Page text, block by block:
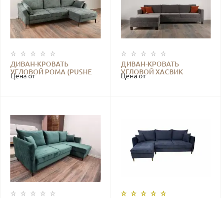
ДИВАН-КРОВАТЬ
УГЛОВОЙ РОМА (PUSHE
ЗЕЛЕНЫЙ)
Цена от
ДИВАН-КРОВАТЬ
УГЛОВОЙ ХАСВИК
(ESCADA CHARCOAL)
Цена от